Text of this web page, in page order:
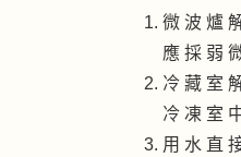
微 波 爐
應 採 弱
冷 藏 室
冷 凍 室
用 水 直